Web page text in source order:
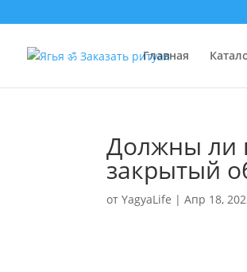
Главная
Должны ли
закрытый
отYagyaLife |Апр 18,